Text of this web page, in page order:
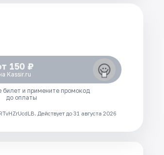
150 ₽
Kassir.ru
билет и примените промокод
до оплаты
Действует до 31 августа 2026